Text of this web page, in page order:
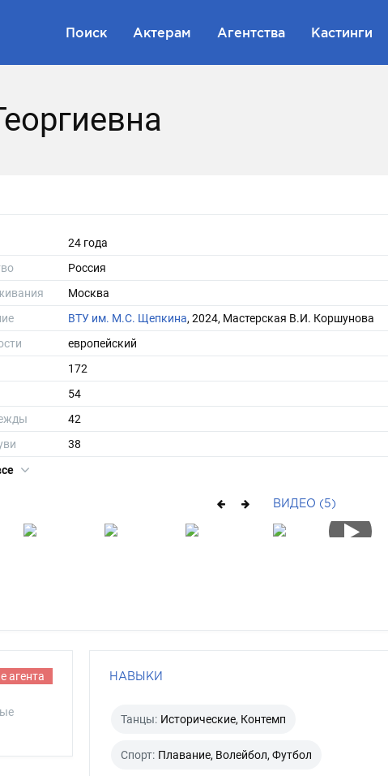
Поиск Актерам Агентства Кастинги
24 года
Россия
Москва
ВТУ им. М.С. Щепкина, 2024, Мастерская В.И. Коршунова
европейский
172
54
42
38
ВИДЕО (5)
агента НАВЫКИ
Танцы: Исторические, Контемп
Спорт: Плавание, Волейбол, Футбол